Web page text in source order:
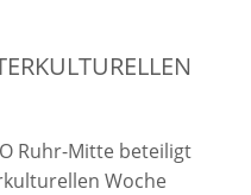
Ruhr-Mitte beteiligt
Woche